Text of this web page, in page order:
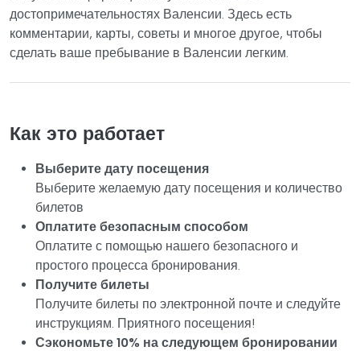
достопримечательностях Валенсии. Здесь есть
комментарии, карты, советы и многое другое, чтобы
сделать ваше пребывание в Валенсии легким.
Как это работает
Выберите дату посещения
Выберите желаемую дату посещения и количество
билетов
Оплатите безопасным способом
Оплатите с помощью нашего безопасного и
простого процесса бронирования.
Получите билеты
Получите билеты по электронной почте и следуйте
инструкциям. Приятного посещения!
Сэкономьте 10% на следующем бронировании